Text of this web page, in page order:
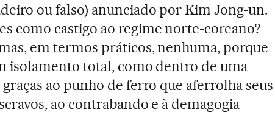
ou falso) anunciado por Kim Jong-un.
como castigo ao regime norte-coreano?
em termos práticos, nenhuma, porque
isolamento total, como dentro de uma
ao punho de ferro que aferrolha seus
ao contrabando e à demagogia